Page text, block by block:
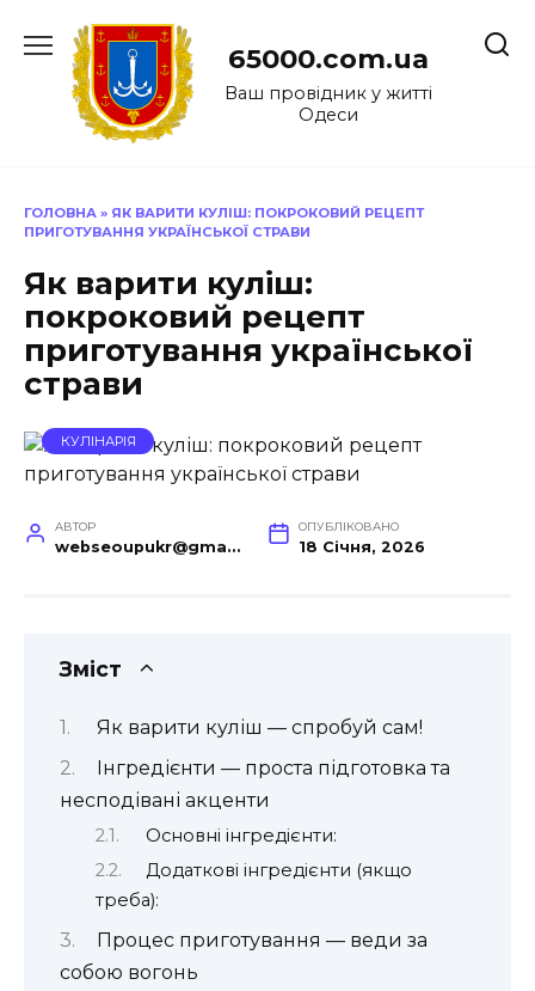
до
65000.com.ua
Ваш провідник у житті
Одеси
ГОЛОВНА » ЯК ВАРИТИ КУЛІШ: ПОКРОКОВИЙ РЕЦЕПТ
ПРИГОТУВАННЯ УКРАЇНСЬКОЇ СТРАВИ
Як варити куліш:
покроковий рецепт
приготування української
страви
КУЛІНАРІЯ
АВТОР
webseoupukr@gmail.com
ОПУБЛІКОВАНО
18 Січня, 2026
Зміст
Як варити куліш — спробуй сам!
Інгредієнти — проста підготовка та
несподівані акценти
Основні інгредієнти:
Додаткові інгредієнти (якщо
треба):
Процес приготування — веди за
собою вогонь